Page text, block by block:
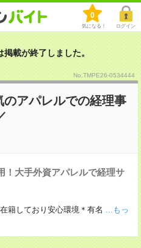
0
気になる！ ログイン
載が終了しました。
No.TMPE26-0534444
アパレルでの経理事
！大手外資アパレルで経理サ
籍しており安心環境＊有名 ...もっ